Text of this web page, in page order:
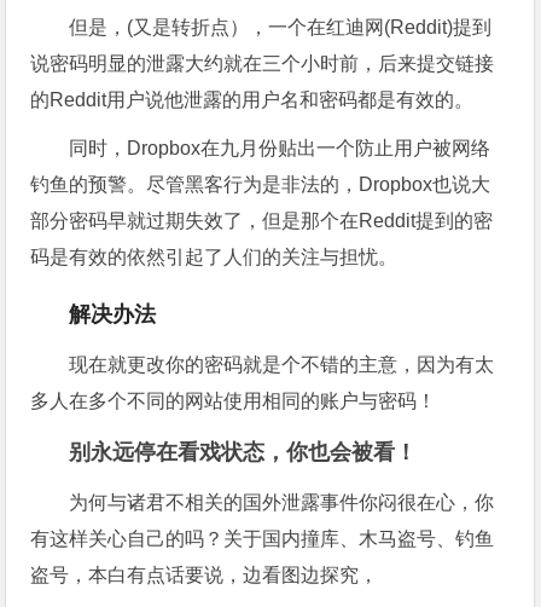
但是，(又是转折点），一个在红迪网(Reddit)提到
说密码明显的泄露大约就在三个小时前，后来提交链接
的Reddit用户说他泄露的用户名和密码都是有效的。
同时，Dropbox在九月份贴出一个防止用户被网络
钓鱼的预警。尽管黑客行为是非法的，Dropbox也说大
部分密码早就过期失效了，但是那个在Reddit提到的密
码是有效的依然引起了人们的关注与担忧。
解决办法
现在就更改你的密码就是个不错的主意，因为有太
多人在多个不同的网站使用相同的账户与密码！
别永远停在看戏状态，你也会被看！
为何与诸君不相关的国外泄露事件你闷很在心，你
有这样关心自己的吗？关于国内撞库、木马盗号、钓鱼
盗号，本白有点话要说，边看图边探究，